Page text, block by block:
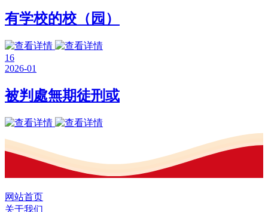
有学校的校（园）
16
2026-01
被判處無期徒刑或
网站首页
关于我们